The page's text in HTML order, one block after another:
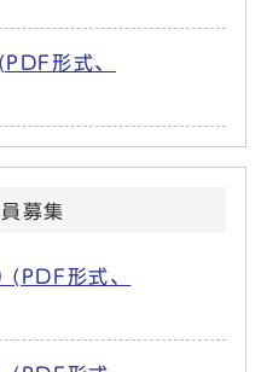
形式、
募集
形式、